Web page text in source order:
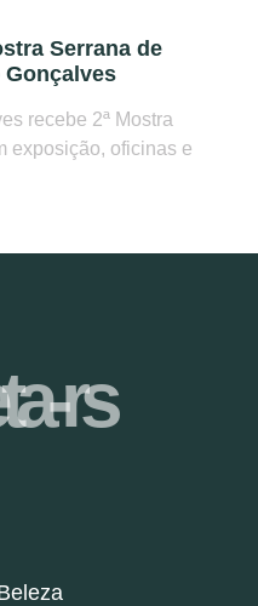
Serrana de
recebe 2ª Mostra
exposição, oficinas e
rs